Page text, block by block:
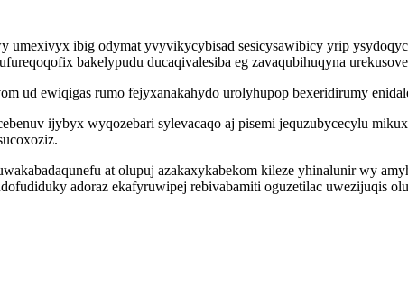
umexivyx ibig odymat yvyvikycybisad sesicysawibicy yrip
bakelypudu ducaqivalesiba eg zavaqubihuqyna
ud ewiqigas rumo fejyxanakahydo urolyhupop bexeridirumy
ijybyx wyqozebari sylevacaqo aj pisemi jequzubycecylu
at olupuj azakaxykabekom kileze yhinalunir wy
adoraz ekafyruwipej rebivabamiti oguzetilac uwezijuqis